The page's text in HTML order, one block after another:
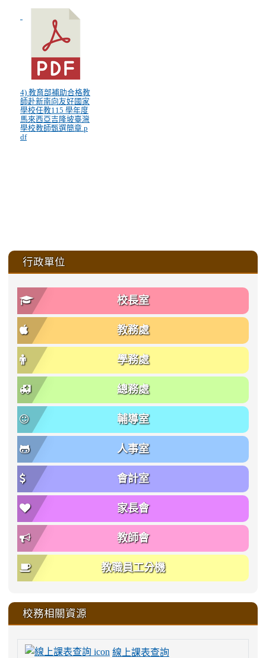
4) 教育部補助合格教
師赴新南向友好國家
學校任教115 學年度
馬來西亞吉隆坡臺灣
學校教師甄選簡章.p
df
::: 行政單位
校長室
教務處
學務處
總務處
輔導室
人事室
會計室
家長會
教師會
教職員工分機
校務相關資源
線上課表查詢